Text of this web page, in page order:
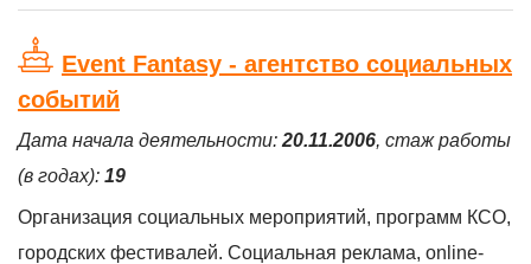
Event Fantasy - агентство социальных
событий
Дата начала деятельности: 20.11.2006, стаж работы
(в годах): 19
Организация социальных мероприятий, программ КСО,
городских фестивалей. Социальная реклама, online-